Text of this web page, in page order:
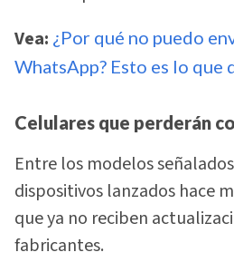
Vea: ¿Por qué no puedo
WhatsApp? Esto es lo que
Celulares que perderán
Entre los modelos
dispositivos lanzados hace
que ya no reciben
fabricantes.